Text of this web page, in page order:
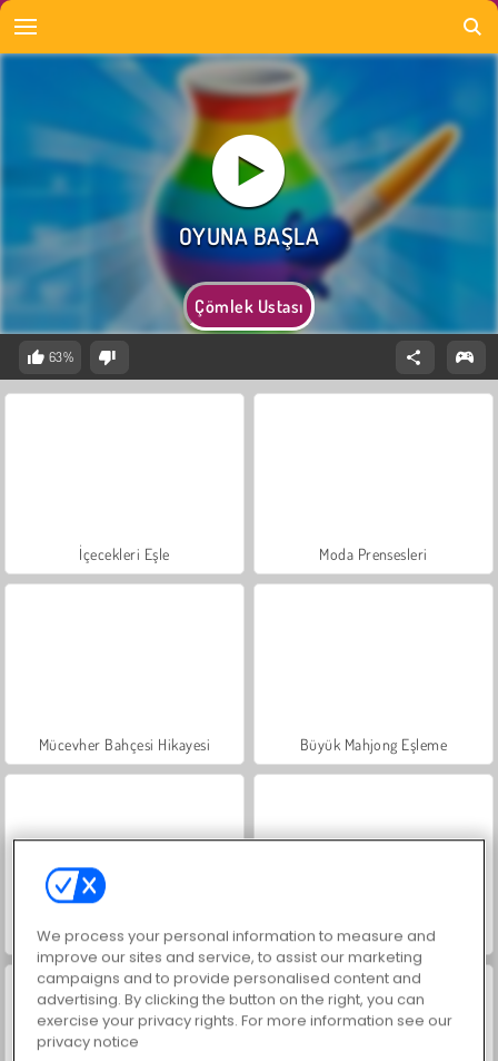
Çömlek Ustası
63%
İçecekleri Eşle Moda Prensesleri
Mücevher Bahçesi Hikayesi Büyük Mahjong Eşleme
Scala 40 Farm Merge Valley
We process your personal information to measure and
improve our sites and service, to assist our marketing
campaigns and to provide personalised content and
advertising. By clicking the button on the right, you can
exercise your privacy rights. For more information see our
privacy notice